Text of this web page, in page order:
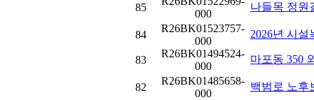
85
000
나들목 정원
84
R26BK01523757-
000
2026년 시
83
R26BK01494524-
000
마포동 350
82
R26BK01485658-
000
백범로 노후